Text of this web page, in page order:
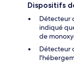
Dispositifs
Détecteur
indiqué
de
Détecteur